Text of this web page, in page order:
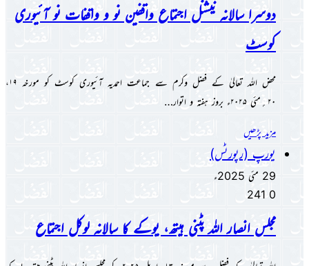
دوسرا سالانہ نیشنل اجتماع واقفین نو و واقفات نو آئیوری
کوسٹ
محض اللہ تعالیٰ کے فضل وکرم سے جماعت احمدیہ آئیوری کوسٹ کو مورخہ ۱۹،
۲۰؍مئی ۲۰۲۵ء بروز ہفتہ و اتوار…
مزید پڑھیں
یورپ (رپورٹس)
29 مئی 2025ء
0
مجلس انصار اللہ پٹنی ہیتھ، یوکے کا سالانہ لوکل اجتماع